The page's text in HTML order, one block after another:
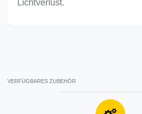
Lichtverlust.
VERFÜGBARES ZUBEHÖR